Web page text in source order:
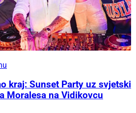
kraj: Sunset Party uz svjetski
Moralesa na Vidikovcu